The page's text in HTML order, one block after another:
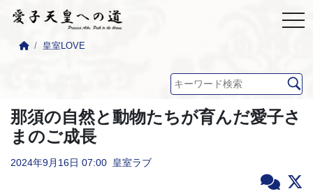
皇室LOVE
那須の自然と動物たちが育んだ愛子さ
まのご成長
2024年9月16日 07:00 皇室ラブ